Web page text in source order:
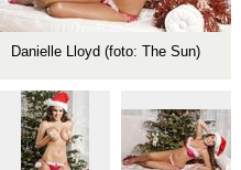
Danielle Lloyd (foto: The Sun)